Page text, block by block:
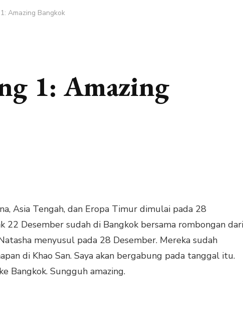
Amazing Bangkok
1: Amazing
Asia Tengah, dan Eropa Timur dimulai pada 28
22 Desember sudah di Bangkok bersama rombongan dari
menyusul pada 28 Desember. Mereka sudah
di Khao San. Saya akan bergabung pada tanggal itu.
Bangkok. Sungguh amazing.